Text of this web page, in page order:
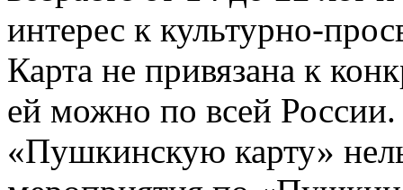
интерес к культурно-
Карта не привязана к
ей можно по всей
«Пушкинскую карту»